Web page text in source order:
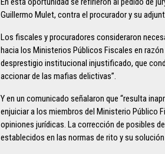
Guillermo Mulet, contra el procurador y su
Los fiscales y procuradores consideraron
hacia los Ministerios Públicos Fiscales en
desprestigio institucional injustificado, que
accionar de las mafias delictivas”.
Y en un comunicado señalaron que “resulta
enjuiciar a los miembros del Ministerio Público
opiniones jurídicas. La corrección de posibles
establecidos en las normas de rito y su